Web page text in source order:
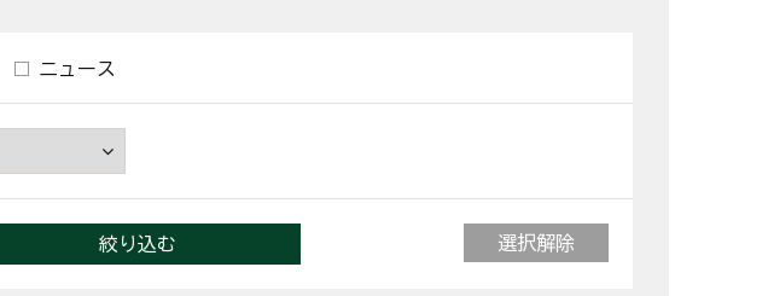
ニュース
絞り込む 選択解除